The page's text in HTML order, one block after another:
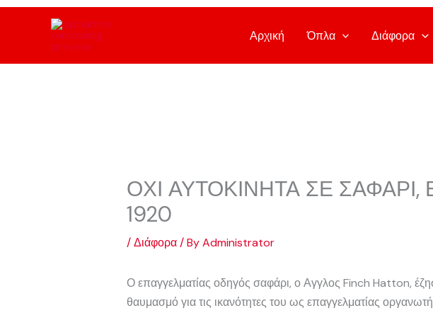
Αρχική Όπλα Διάφορα
ΟΧΙ ΑΥΤΟΚΙΝΗΤΑ ΣΕ
1920
/Διάφορα/ ByAdministrator
Ο επαγγελματίας οδηγός σαφάρι, ο Αγγλος Finch Hatton,
θαυμασμό για τις ικανότητες του ως επαγγελματίας